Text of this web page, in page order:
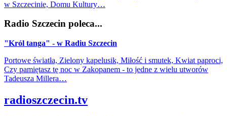
w Szczecinie, Domu Kultury…
Radio Szczecin poleca...
"Król tanga" - w Radiu Szczecin
Portowe światła, Zielony kapelusik, Miłość i smutek, Kwiat paproci,
Czy pamiętasz tę noc w Zakopanem - to jedne z wielu utworów
Tadeusza Millera…
radioszczecin.tv